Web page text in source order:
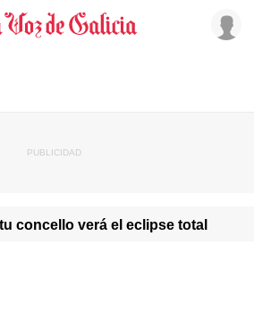
concello verá el eclipse total